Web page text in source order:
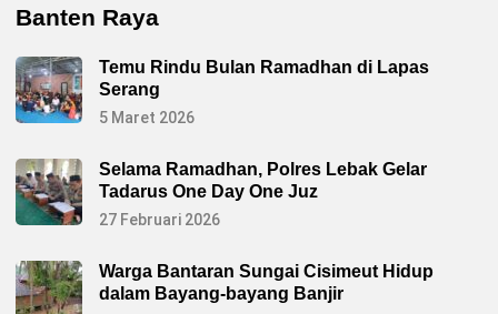
i
n
k
a
t
M
u
i
k
a
S
e
e
m
p
a
Banten Raya
Temu Rindu Bulan Ramadhan di Lapas
Serang
5 Maret 2026
Selama Ramadhan, Polres Lebak Gelar
Tadarus One Day One Juz
27 Februari 2026
Warga Bantaran Sungai Cisimeut Hidup
dalam Bayang-bayang Banjir